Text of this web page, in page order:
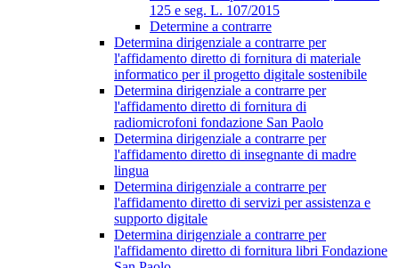
125 e seg. L. 107/2015
Determine a contrarre
Determina dirigenziale a contrarre per
l'affidamento diretto di fornitura di materiale
informatico per il progetto digitale sostenibile
Determina dirigenziale a contrarre per
l'affidamento diretto di fornitura di
radiomicrofoni fondazione San Paolo
Determina dirigenziale a contrarre per
l'affidamento diretto di insegnante di madre
lingua
Determina dirigenziale a contrarre per
l'affidamento diretto di servizi per assistenza e
supporto digitale
Determina dirigenziale a contrarre per
l'affidamento diretto di fornitura libri Fondazione